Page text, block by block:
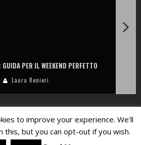
DELLA VALPANTENA
Laura Renieri
to improve your experience. We'll
this, but you can opt-out if you wish.